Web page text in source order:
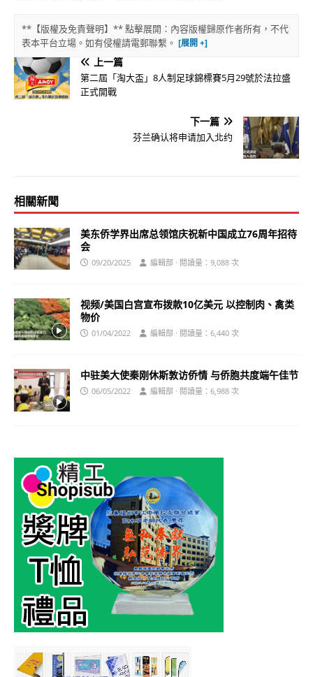
**【版權及免責聲明】** 點擊展開：內容版權歸原作者所有，不代
表本平台立場。如有侵權請電郵聯繫。
上一篇
第二屆「淘大盃」8人制足球錦標賽5月29號於法拉盛
正式開戰
下一篇
芬兰确认将申请加入北约
相關新聞
美东侨学界出席总领馆庆祝新中国成立76周年招待
会
09/20/2025 編輯部 · 閱讀量：9,088 次
视频/美国白宫宣布拨款10亿美元 以控制肉、禽类
物价
01/04/2022 編輯部 · 閱讀量：6,440 次
中驻美大使秦刚休斯敦访侨情 与侨胞共度端午佳节
06/05/2022 編輯部 · 閱讀量：6,988 次